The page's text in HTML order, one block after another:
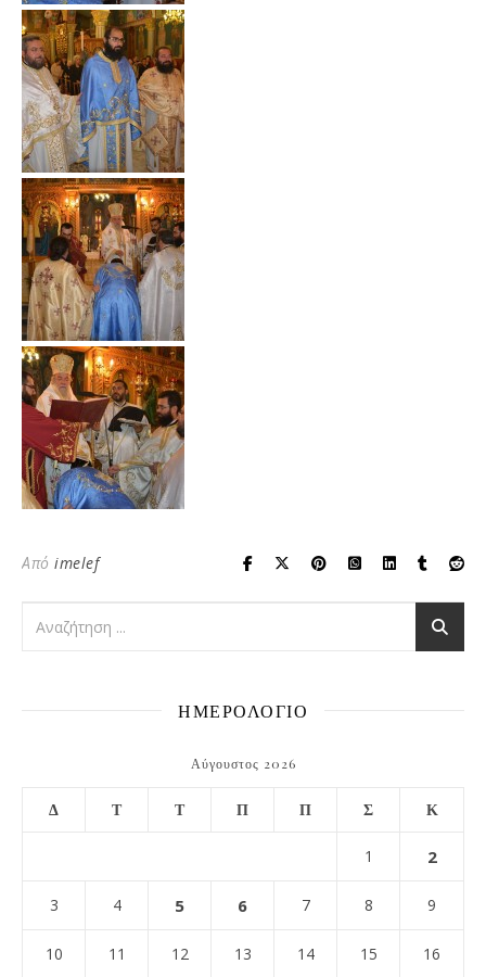
Από imelef
ΗΜΕΡΟΛΟΓΙΟ
Αύγουστος 2026
Δ Τ Τ Π Π Σ Κ
1 2
3 4 5 6 7 8 9
10 11 12 13 14 15 16